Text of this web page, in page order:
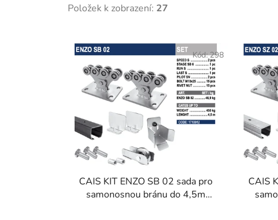
Položek k zobrazení: 27
CAIS KIT ENZO SB 02 sada pro
samonosnou bránu do 4,5m
Kód:298
CAIS